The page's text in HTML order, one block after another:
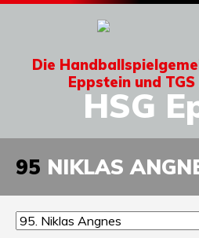
Die
Eppstein und
HSG
95 NIKLAS